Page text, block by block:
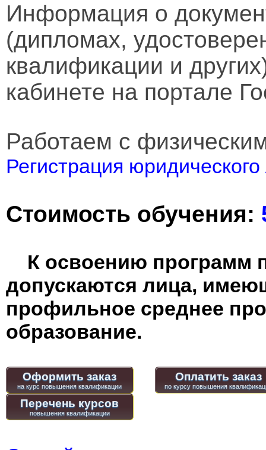
Информация о
(дипломах,
квалификации и
кабинете на портале
Работаем с
Регистрация
Стоимость обучения:
К освоению программ
допускаются лица,
профильное среднее
образование.
Оформить заказ Оплатить заказ
Перечень курсов
повышения квалификации